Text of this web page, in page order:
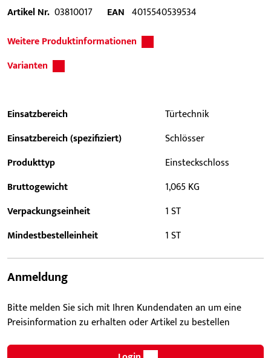
Artikel Nr. 03810017 EAN 4015540539534
Weitere Produktinformationen
Varianten
Einsatzbereich
Türtechnik
Einsatzbereich (spezifiziert)
Schlösser
Produkttyp
Einsteckschloss
Bruttogewicht
1,065 KG
Verpackungseinheit
1 ST
Mindestbestelleinheit
1 ST
Anmeldung
Bitte melden Sie sich mit Ihren Kundendaten an um eine
Preisinformation zu erhalten oder Artikel zu bestellen